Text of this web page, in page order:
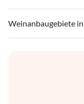
Weinanbaugebiete in